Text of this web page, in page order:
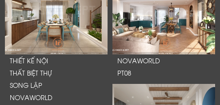
THIẾT KẾ NỘI
THẤT BIỆT THỰ
SONG LẬP
NOVAWORLD
NOVAWORLD
PT08